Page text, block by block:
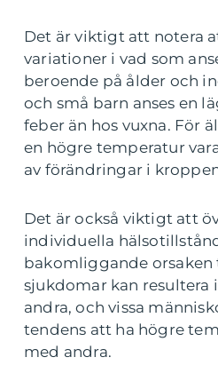
Det är viktigt att notera
variationer i vad som
beroende på ålder och
och små barn anses en
feber än hos vuxna. För
en högre temperatur
av förändringar i
Det är också viktigt att
individuella
bakomliggande orsaken
sjukdomar kan resultera
andra, och vissa
tendens att ha högre
med andra.